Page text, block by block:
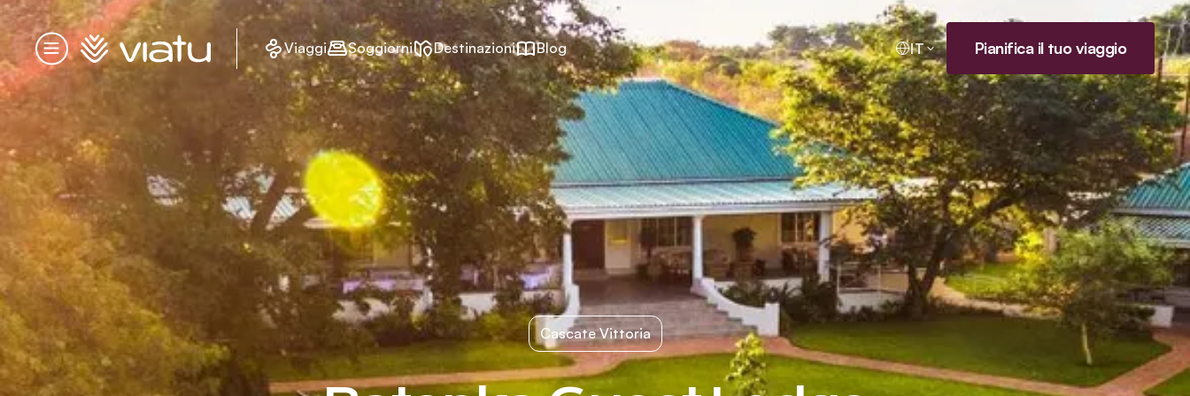
Menu
Homepage Viaggi Soggiorni Destinazioni Blog IT Pianifica il tuo viaggio
Cascate Vittoria